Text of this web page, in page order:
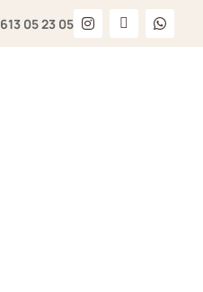
613 05 23 05